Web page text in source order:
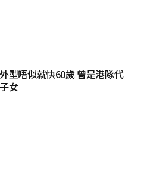
型唔似就快60歲 曾是港隊代
女